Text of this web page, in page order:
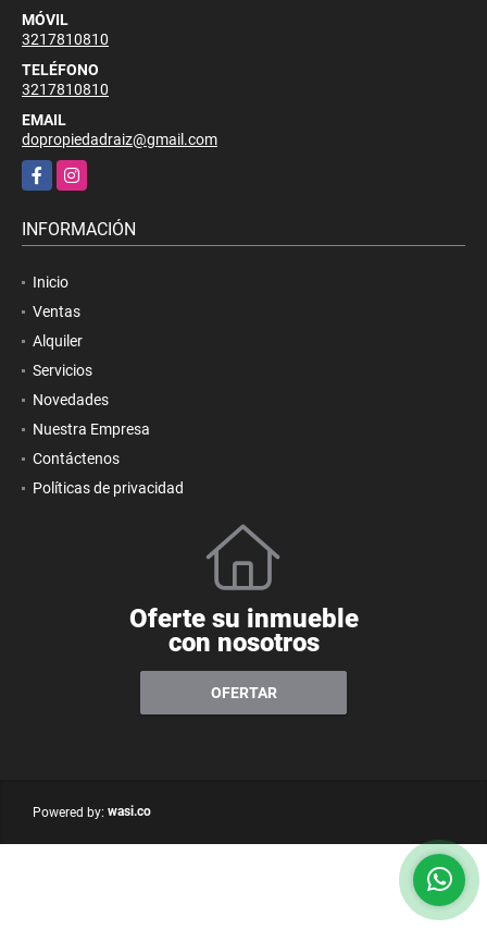
MÓVIL
3217810810
TELÉFONO
3217810810
EMAIL
dopropiedadraiz@gmail.com
FacebookInstagram
INFORMACIÓN
Inicio
Ventas
Alquiler
Servicios
Novedades
Nuestra Empresa
Contáctenos
Políticas de privacidad
Oferte su inmueble
con nosotros
OFERTAR
Powered by: wasi.co